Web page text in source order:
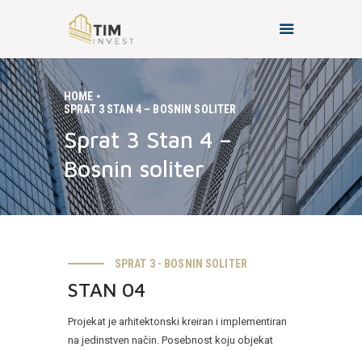
HOME
SPRAT 3 STAN 4 – BOSNIN SOLITER
Sprat 3 Stan 4 –
Bosnin soliter
HOME
O NAMA
PROJEKTI
KONTAKT
SPRAT 3 - BOSNIN SOLITER
STAN 04
Projekat je arhitektonski kreiran i implementiran
na jedinstven način. Posebnost koju objekat